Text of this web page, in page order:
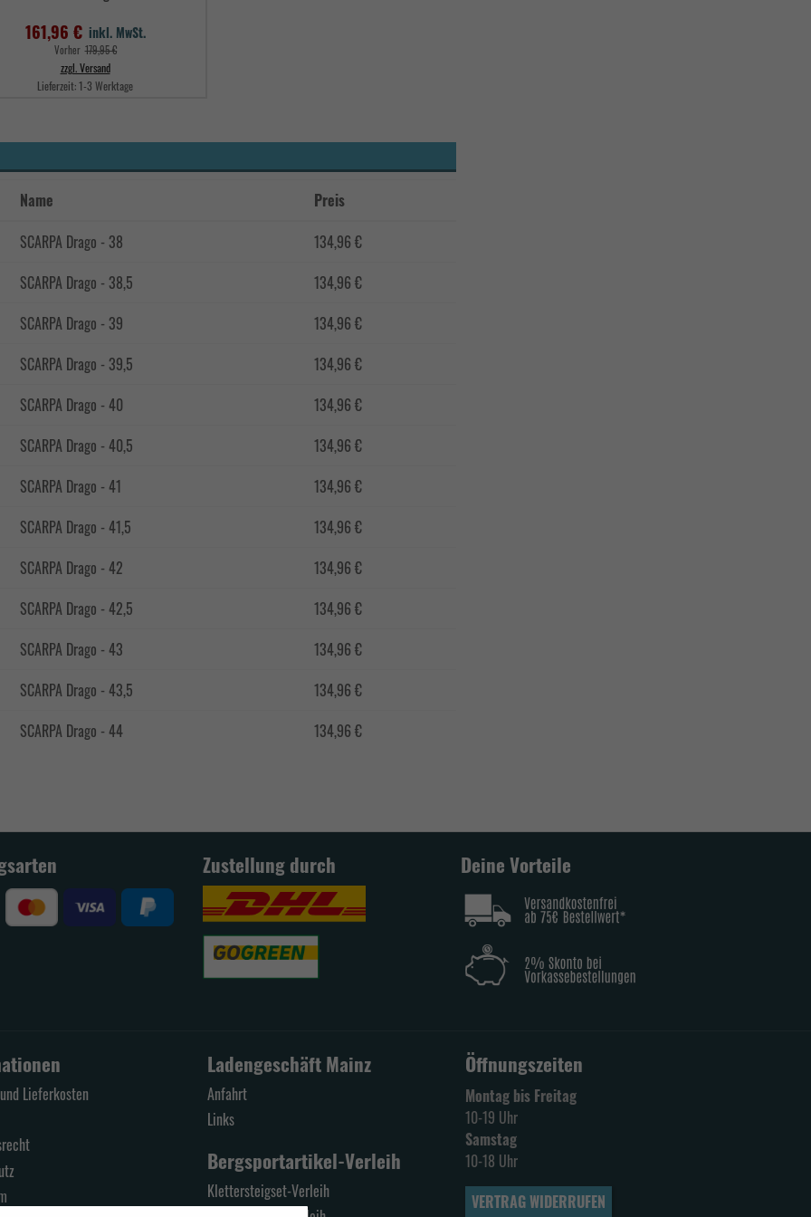
161,96 € inkl. MwSt.
Vorher Verkaufspreis
179,95 €
zzgl. Versand
Lieferzeit:1-3 Werktage
Name
Preis
SCARPA Drago - 38
134,96 €
SCARPA Drago - 38,5
134,96 €
SCARPA Drago - 39
134,96 €
SCARPA Drago - 39,5
134,96 €
SCARPA Drago - 40
134,96 €
SCARPA Drago - 40,5
134,96 €
SCARPA Drago - 41
134,96 €
SCARPA Drago - 41,5
134,96 €
SCARPA Drago - 42
134,96 €
SCARPA Drago - 42,5
134,96 €
SCARPA Drago - 43
134,96 €
SCARPA Drago - 43,5
134,96 €
SCARPA Drago - 44
134,96 €
Zustellung durch Deine Vorteile
Lieferkosten
Ladengeschäft Mainz
Anfahrt
Links
Bergsportartikel-Verleih
Klettersteigset-Verleih
Öffnungszeiten
Montag bis Freitag
10-19 Uhr
Samstag
10-18 Uhr
VERTRAG WIDERRUFEN